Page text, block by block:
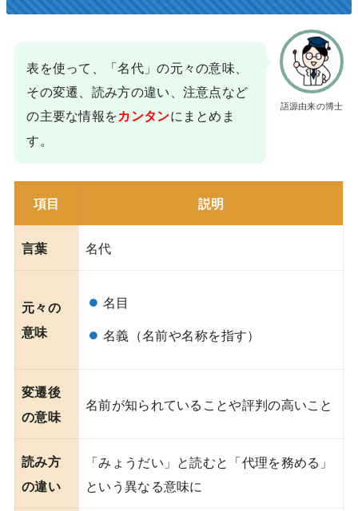
語源由来の博士
表を使って、「名代」の元々の意味、
その変遷、読み方の違い、注意点など
の主要な情報をカンタンにまとめま
す。
項目 説明
言葉 名代
元々の
意味
名目
名義（名前や名称を指す）
変遷後
の意味
名前が知られていることや評判の高いこと
読み方
の違い
「みょうだい」と読むと「代理を務める」
という異なる意味に